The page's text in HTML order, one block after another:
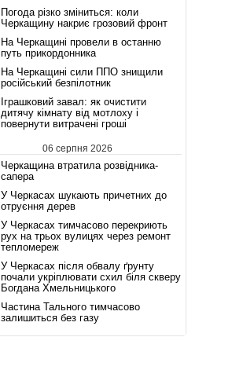
Погода різко зміниться: коли
Черкащину накриє грозовий фронт
На Черкащині провели в останню
путь прикордонника
На Черкащині сили ППО знищили
російський безпілотник
Іграшковий завал: як очистити
дитячу кімнату від мотлоху і
повернути витрачені гроші
06 серпня 2026
Черкащина втратила розвідника-
сапера
У Черкасах шукають причетних до
отруєння дерев
У Черкасах тимчасово перекриють
рух на трьох вулицях через ремонт
тепломереж
У Черкасах після обвалу ґрунту
почали укріплювати схил біля скверу
Богдана Хмельницького
Частина Тального тимчасово
залишиться без газу